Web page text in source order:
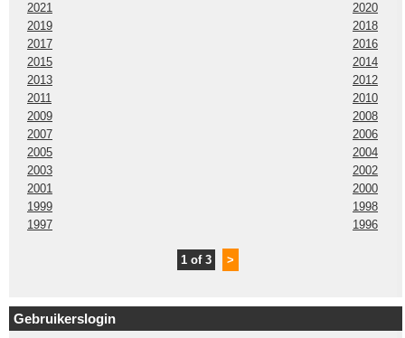
2021
2020
2019
2018
2017
2016
2015
2014
2013
2012
2011
2010
2009
2008
2007
2006
2005
2004
2003
2002
2001
2000
1999
1998
1997
1996
1 of 3 >
Gebruikerslogin